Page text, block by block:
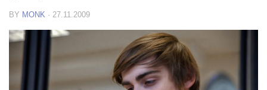
BY MONK · 27.11.2009